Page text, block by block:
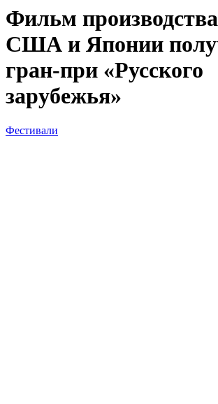
Фильм
США и Японии
гран-при «Русского
зарубежья»
Фестивали